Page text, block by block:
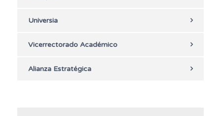
Universia
Vicerrectorado Académico
Alianza Estratégica